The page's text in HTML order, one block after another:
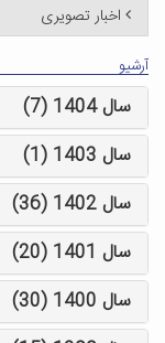
اخبار تصویری
آرشیو
سال 1404 (7)
سال 1403 (1)
سال 1402 (36)
سال 1401 (20)
سال 1400 (30)